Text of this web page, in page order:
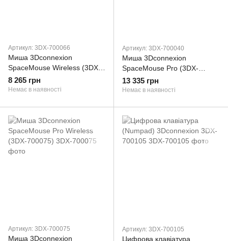
Артикул: 3DX-700066
Миша 3Dconnexion
SpaceMouse Wireless (3DX-
700066)
8 265 грн
Немає в наявності
Артикул: 3DX-700040
Миша 3Dconnexion
SpaceMouse Pro (3DX-
700040)
13 335 грн
Немає в наявності
Артикул: 3DX-700075
Миша 3Dconnexion
Артикул: 3DX-700105
Цифрова клавіатура